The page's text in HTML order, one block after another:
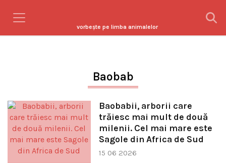
vorbeşte pe limba animalelor
Baobab
Baobabii, arborii care
trăiesc mai mult de două
milenii. Cel mai mare este
Sagole din Africa de Sud
15 06 2026